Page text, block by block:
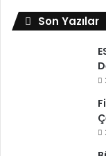
Son Yazılar